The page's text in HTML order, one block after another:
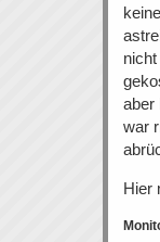
aber
war
Hier